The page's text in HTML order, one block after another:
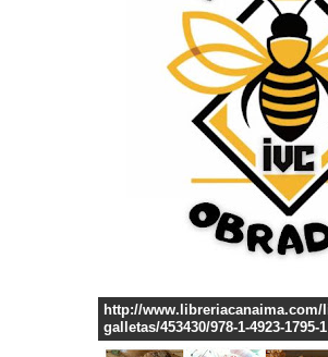
http://www.libreriacanaima.com/
galletas/453430/978-1-4923-1795-1